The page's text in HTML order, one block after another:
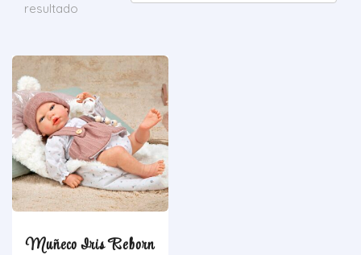
resultado
Muñeco Iris Reborn